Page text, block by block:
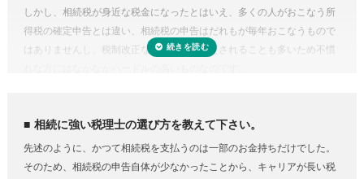
準確定申告とは、亡くなった方の所得の確定と納税の手続きを相続人が
代わりにおこなうこと。準確定申告の対象となるのは1月1日から亡くな
った日までの所得ですが、前年分も申告前であれば合わせて手続きをお
しかし、相続税が身近な税金になったとはいえ、多くの人がおこなう所
得税の確定申告とは違い、相続税の申告はだれもが毎年おこなうもので
はありませんし、税制改正などで内容が変更されることも多いため不慣
を減らしたり、納税額を少なくできる可能性があります。
しかし、どんな特例が使えるのかを知らない、または分からなければ、
特例を活用しないまま申告していることすら気づかないこともありえる
相続に強い税理士の選び方を教えて下さい。
先述のように、かつて相続税を支払うのは一部のお金持ちだけでした。
そのため、相続税の申告自体が少なかったことから、キャリアが長い税